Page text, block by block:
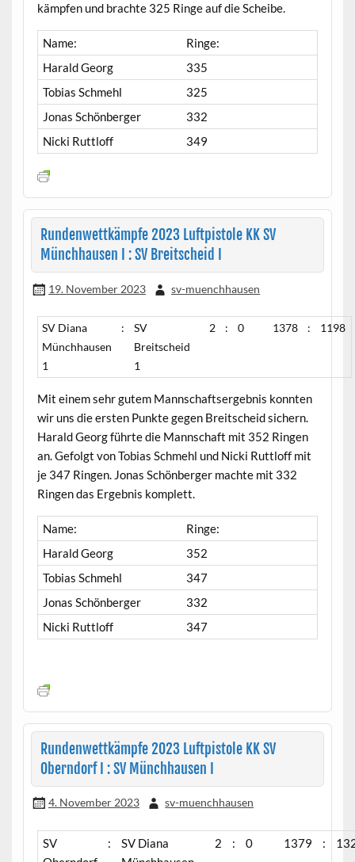
kämpfen und brachte 325 Ringe auf die Scheibe.
Name:
Ringe:
Harald Georg
335
Tobias Schmehl
325
Jonas Schönberger
332
Nicki Ruttloff
349
Rundenwettkämpfe 2023 Luftpistole KK SV
Münchhausen I : SV Breitscheid I
19. November 2023 sv-muenchhausen
SV Diana
Münchhausen
1
:
SV
Breitscheid
1
2 : 0 1378 : 1198
Mit einem sehr gutem Mannschaftsergebnis konnten
wir uns die ersten Punkte gegen Breitscheid sichern.
Harald Georg führte die Mannschaft mit 352 Ringen
an. Gefolgt von Tobias Schmehl und Nicki Ruttloff mit
je 347 Ringen. Jonas Schönberger machte mit 332
Ringen das Ergebnis komplett.
Name:
Ringe:
Harald Georg
352
Tobias Schmehl
347
Jonas Schönberger
332
Nicki Ruttloff
347
Rundenwettkämpfe 2023 Luftpistole KK SV
Oberndorf I : SV Münchhausen I
4. November 2023 sv-muenchhausen
SV
:
SV Diana
2 : 0 1379 :